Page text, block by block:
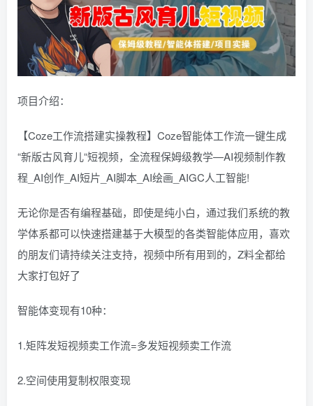
项目介绍：
【Coze工作流搭建实操教程】Coze智能体工作流一键生成
“新版古风育儿“短视频，全流程保姆级教学—AI视频制作教
程_AI创作_AI短片_AI脚本_AI绘画_AIGC人工智能!
无论你是否有编程基础，即使是纯小白，通过我们系统的教
学体系都可以快速搭建基于大模型的各类智能体应用，喜欢
的朋友们请持续关注支持，视频中所有用到的，Z料全都给
大家打包好了
智能体变现有10种：
1.矩阵发短视频卖工作流=多发短视频卖工作流
2.空间使用复制权限变现